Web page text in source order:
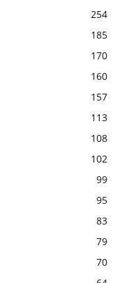
254
185
170
160
157
113
108
102
99
95
83
79
70